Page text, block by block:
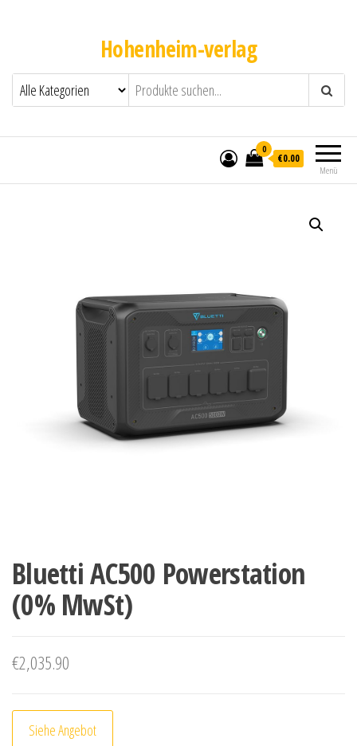
Hohenheim-verlag
Menü
0
€0.00
Bluetti AC500 Powerstation
(0% MwSt)
€2,035.90
Siehe Angebot